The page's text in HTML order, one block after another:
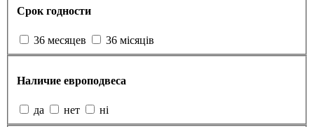
Срок годности
36 месяцев 36 місяців
Наличие европодвеса
да нет ні